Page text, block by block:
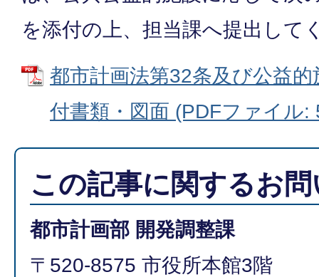
を添付の上、担当課へ提出して
都市計画法第32条及び公益
付書類・図面 (PDFファイル:
この記事に関するお
都市計画部 開発調整課
〒520-8575 市役所本館3階